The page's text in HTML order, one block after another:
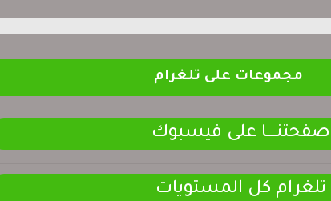
مجموعات على تلغرام
صفحتنــــــا على فيسبوك
تلغرام كل المستويات